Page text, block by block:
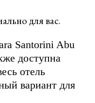
для вас.
Santorini Abu
доступна
отель
вариант для